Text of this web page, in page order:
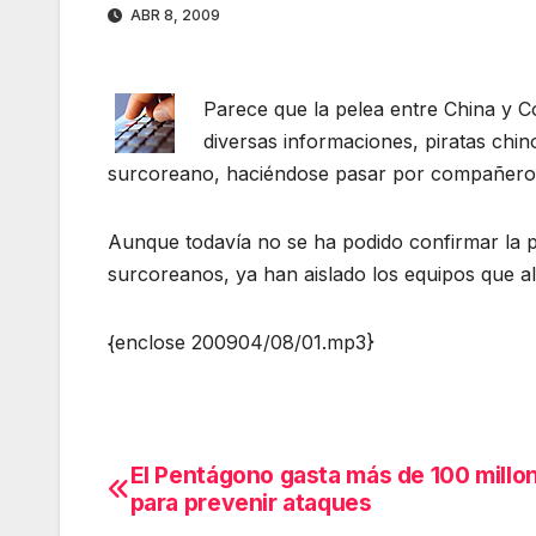
ABR 8, 2009
Parece que la pelea entre China y
diversas informaciones, piratas
surcoreano, haciéndose pasar por
Aunque todavía no se ha podido confirmar la
surcoreanos, ya han aislado los equipos que
{enclose 200904/08/01.mp3}
Navegación
El Pentágono gasta más de 100
para prevenir ataques